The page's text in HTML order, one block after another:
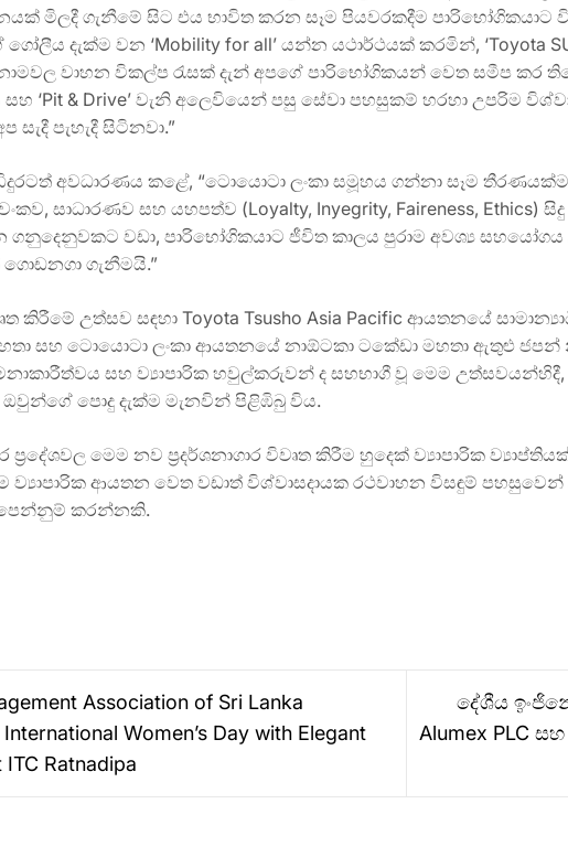
මිලදී ගැනීමේ සිට එය භාවිත කරන සෑම පියවරකදීම
දැක්ම වන ‘Mobility for all’ යන්න යථාර්ථයක් කරමින්, ‘Toyota
වාහන විකල්ප රැසක් දැන් අපගේ පාරිභෝගිකයන් වෙත සමීප කර
සහ ‘Pit & Drive’ වැනි අලෙවියෙන් පසු සේවා පහසුකම් හරහා උපරිම
පැහැදී සිටිනවා.”
අවධාරණය කළේ, “ටොයොටා ලංකා සමූහය ගන්නා සෑම තීරණයක්ම
සාධාරණව සහ යහපත්ව (Loyalty, Inyegrity, Faireness,
වඩා, පාරිභෝගිකයාට ජීවිත කාලය පුරාම අවශ්‍ය
ගැනීමයි.”
කිරීමේ උත්සව සඳහා Toyota Tsusho Asia Pacific ආයතනයේ
සහ ටොයොටා ලංකා ආයතනයේ නාඕටකා ටකේඩා මහතා ඇතුළු
සහ ව්‍යාපාරික හවුල්කරුවන් ද සහභාගී වූ මෙම උත්සවයන්හිදී,
ඔවුන්ගේ පොදු දැක්ම මැනවින් පිළිඹිබු විය.
මෙම නව ප්‍රදර්ශනාගාර විවෘත කිරීම හුදෙක් ව්‍යාපාරික
ආයතන වෙත වඩාත් විශ්වාසදායක රථවාහන විසඳුම් පහසුවෙන්
කරන්නකි.
Association of Sri Lanka
Women’s Day with Elegant
ITC Ratnadipa
දේශීය
Alumex PLC